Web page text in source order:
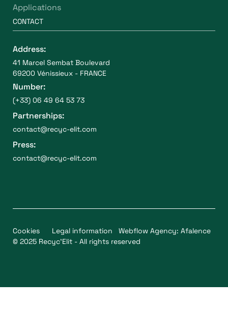
Applications
CONTACT
Address:
41 Marcel Sembat Boulevard
69200 Vénissieux - FRANCE
Number:
(+33) 06 49 64 53 73
Partnerships:
contact@recyc-elit.com
Press:
contact@recyc-elit.com
© 2025 Recyc'Elit - All rights reserved
Cookies Legal information Webflow Agency: Afalence